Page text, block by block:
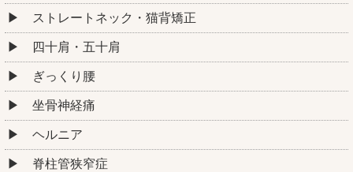
ストレートネック・猫背矯正
四十肩・五十肩
ぎっくり腰
坐骨神経痛
ヘルニア
脊柱管狭窄症